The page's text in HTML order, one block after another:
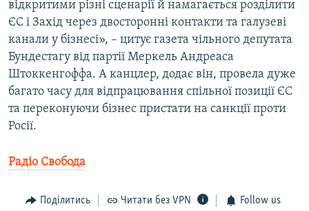
відкритими різні сценарії й намагається розділити
ЄС і Захід через двосторонні контакти та галузеві
канали у бізнесі», – цитує газета чільного депутата
Бундестагу від партії Меркель Андреаса
Штоккенгоффа. А канцлер, додає він, провела дуже
багато часу для відпрацювання спільної позиції ЄС
та переконуючи бізнес пристати на санкції проти
Росії.
Радіо Свобода
Поділитись Читати без VPN Follow us